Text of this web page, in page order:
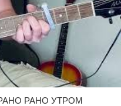
РАНО УТРОМ